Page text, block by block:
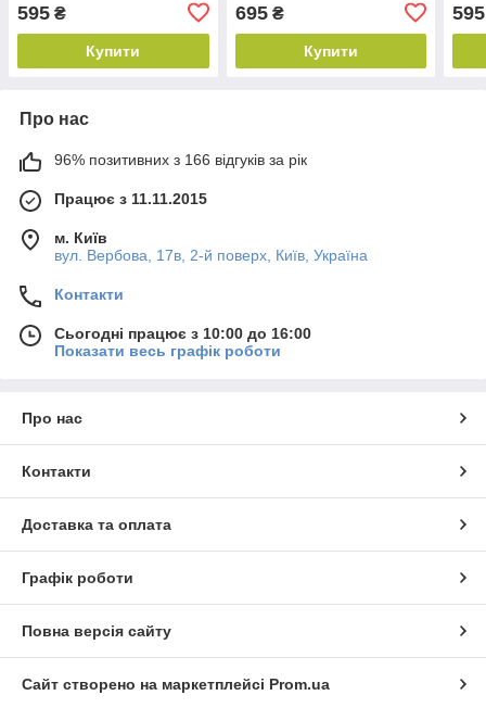
595 ₴
Купити
695₴
Купити
595
Про нас
96% позитивних з 166 відгуків за рік
Працює з 11.11.2015
м. Київ
вул. Вербова, 17в, 2-й поверх, Київ, Україна
Контакти
Сьогодні працює з 10:00 до 16:00
Показати весь графік роботи
Про нас
Контакти
Доставка та оплата
Графік роботи
Повна версія сайту
Сайт створено на маркетплейсі Prom.ua